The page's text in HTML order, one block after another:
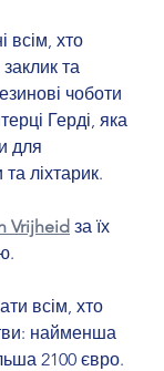
всім, хто
та
чоботи
Герді, яка
для
ліхтарик.
Vrijheid за їх
всім, хто
найменша
2100 євро.